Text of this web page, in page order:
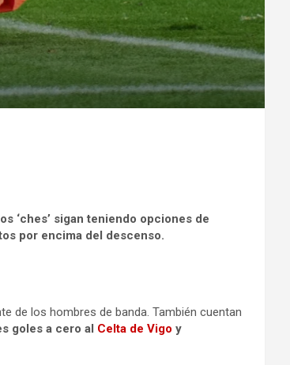
‘ches’ sigan teniendo opciones de
por encima del descenso.
de los hombres de banda. También cuentan
goles a cero al Celta de Vigo y